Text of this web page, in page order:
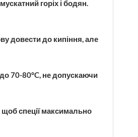
горіх і бодян.
довести до кипіння, але
70-80°C, не допускаючи
спеції максимально